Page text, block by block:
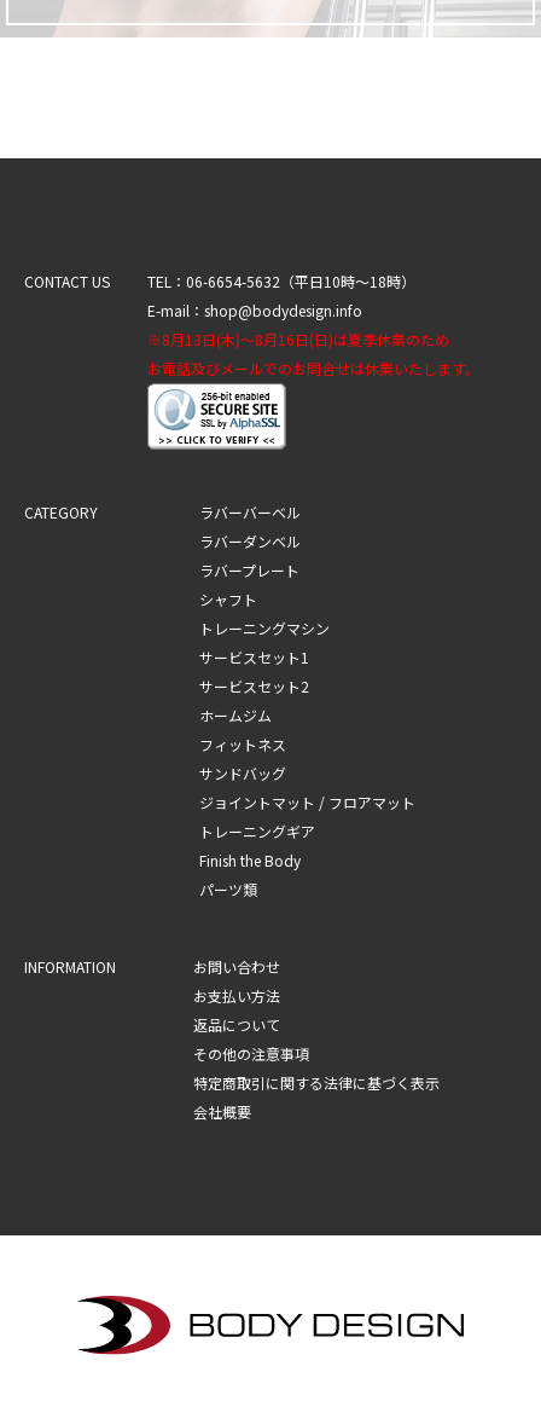
CONTACT US
TEL：06-6654-5632（平日10時～18時）
E-mail：shop@bodydesign.info
※8月13日(木)～8月16日(日)は夏季休業のため
お電話及びメールでのお問合せは休業いたします。
CATEGORY
ラバーバーベル
ラバーダンベル
ラバープレート
シャフト
トレーニングマシン
サービスセット1
サービスセット2
ホームジム
フィットネス
サンドバッグ
ジョイントマット / フロアマット
トレーニングギア
Finish the Body
パーツ類
INFORMATION
お問い合わせ
お支払い方法
返品について
その他の注意事項
特定商取引に関する法律に基づく表示
会社概要